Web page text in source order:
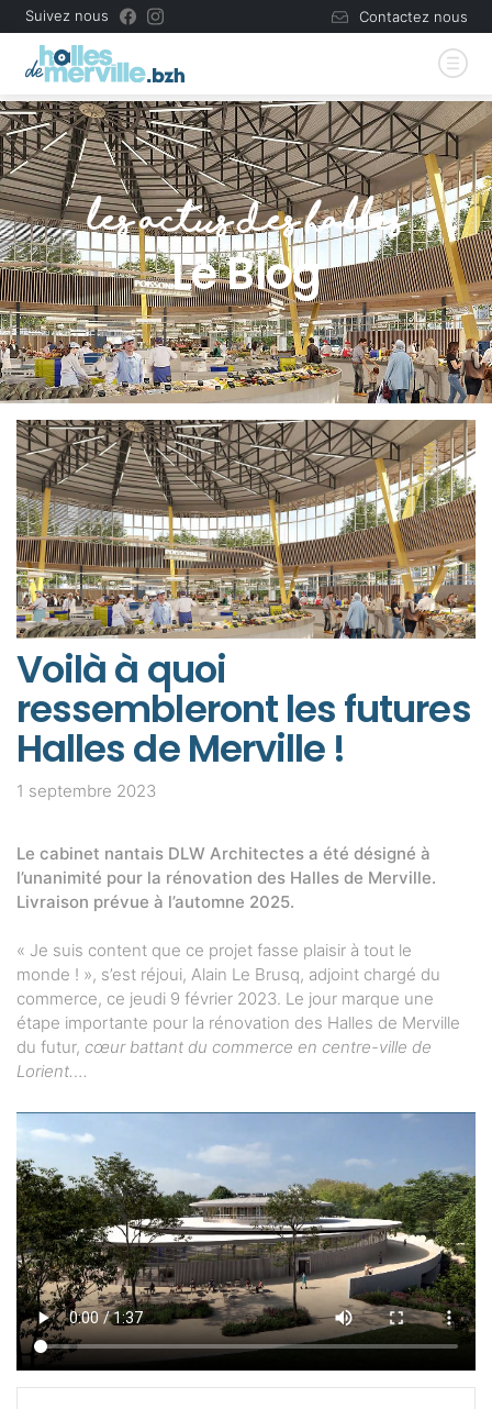
Suivez nous Contactez nous
les actus des halles
Le Blog
Voilà à quoi
ressembleront les futures
Halles de Merville !
1 septembre 2023
Le cabinet nantais DLW Architectes a été désigné à
l’unanimité pour la rénovation des Halles de Merville.
Livraison prévue à l’automne 2025.
« Je suis content que ce projet fasse plaisir à tout le
monde ! », s’est réjoui, Alain Le Brusq, adjoint chargé du
commerce, ce jeudi 9 février 2023. Le jour marque une
étape importante pour la rénovation des Halles de Merville
du futur, cœur battant du commerce en centre-ville de
Lorient. …